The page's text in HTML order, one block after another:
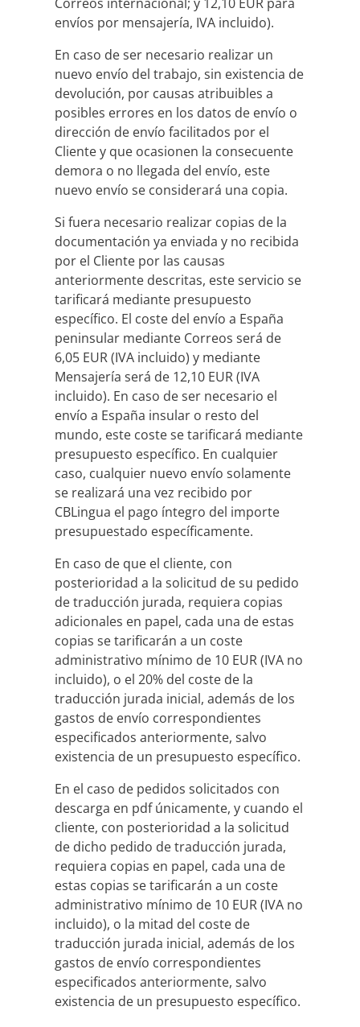
envíos por mensajería, IVA incluido).
En caso de ser necesario realizar un
nuevo envío del trabajo, sin existencia de
devolución, por causas atribuibles a
posibles errores en los datos de envío o
dirección de envío facilitados por el
Cliente y que ocasionen la consecuente
demora o no llegada del envío, este
nuevo envío se considerará una copia.
Si fuera necesario realizar copias de la
documentación ya enviada y no recibida
por el Cliente por las causas
anteriormente descritas, este servicio se
tarificará mediante presupuesto
específico. El coste del envío a España
peninsular mediante Correos será de
6,05 EUR (IVA incluido) y mediante
Mensajería será de 12,10 EUR (IVA
incluido). En caso de ser necesario el
envío a España insular o resto del
mundo, este coste se tarificará mediante
presupuesto específico. En cualquier
caso, cualquier nuevo envío solamente
se realizará una vez recibido por
CBLingua el pago íntegro del importe
presupuestado específicamente.
En caso de que el cliente, con
posterioridad a la solicitud de su pedido
de traducción jurada, requiera copias
adicionales en papel, cada una de estas
copias se tarificarán a un coste
administrativo mínimo de 10 EUR (IVA no
incluido), o el 20% del coste de la
traducción jurada inicial, además de los
gastos de envío correspondientes
especificados anteriormente, salvo
existencia de un presupuesto específico.
En el caso de pedidos solicitados con
descarga en pdf únicamente, y cuando el
cliente, con posterioridad a la solicitud
de dicho pedido de traducción jurada,
requiera copias en papel, cada una de
estas copias se tarificarán a un coste
administrativo mínimo de 10 EUR (IVA no
incluido), o la mitad del coste de
traducción jurada inicial, además de los
gastos de envío correspondientes
especificados anteriormente, salvo
existencia de un presupuesto específico.